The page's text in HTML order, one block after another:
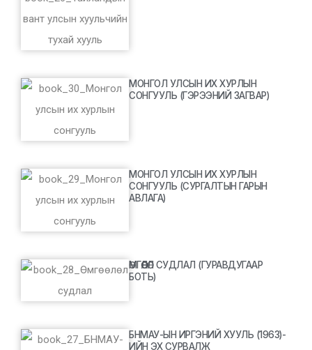
МОНГОЛ УЛСЫН ИХ ХУРЛЫН
СОНГУУЛЬ (ГЭРЭЭНИЙ ЗАГВАР)
МОНГОЛ УЛСЫН ИХ ХУРЛЫН
СОНГУУЛЬ (СУРГАЛТЫН ГАРЫН
АВЛАГА)
ӨМГӨӨЛӨЛ СУДЛАЛ (ГУРАВДУГААР
БОТЬ)
БНМАУ-ЫН ИРГЭНИЙ ХУУЛЬ (1963)-
ИЙН ЭХ СУРВАЛЖ